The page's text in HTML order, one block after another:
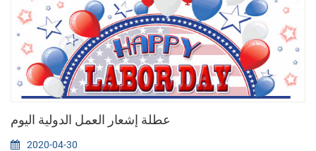
عطلة إشعار العمل الدولية اليوم
2020-04-30